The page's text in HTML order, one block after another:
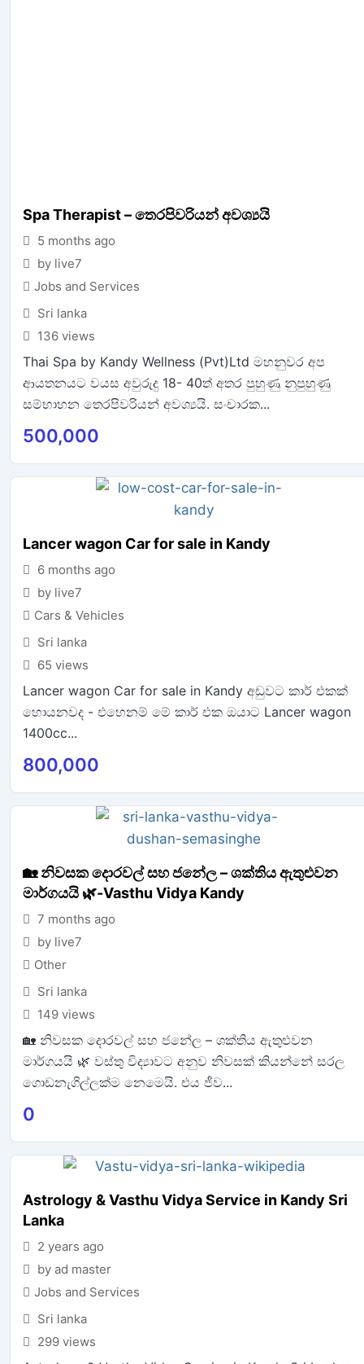
Spa Therapist – තෙරපිවරියන් අවශ්‍යයි
5 months ago
by live7
Jobs and Services
Sri lanka
136 views
Thai Spa by Kandy Wellness (Pvt)Ltd මහනුවර අප
ආයතනයට වයස අවුරුදු 18- 40ත් අතර පුහුණු නුපුහුණු
සම්භාහන තෙරපිවරියන් අවශ්‍යයි. සංචාරක...
500,000
Lancer wagon Car for sale in Kandy
6 months ago
by live7
Cars & Vehicles
Sri lanka
65 views
Lancer wagon Car for sale in Kandy අඩුවට කාර් එකක්
හොයනවද - එහෙනම් මේ කාර් එක ඔයාට Lancer wagon
1400cc...
800,000
🏡 නිවසක දොරවල් සහ ජනේල – ශක්තිය ඇතුළුවන
මාර්ගයයි 🌿-Vasthu Vidya Kandy
7 months ago
by live7
Other
Sri lanka
149 views
🏡 නිවසක දොරවල් සහ ජනේල – ශක්තිය ඇතුළුවන
මාර්ගයයි 🌿 වස්තු විද්‍යාවට අනුව නිවසක් කියන්නේ සරල
ගොඩනැගිල්ලක්ම නෙමෙයි. එය ජීව...
0
Astrology & Vasthu Vidya Service in Kandy Sri
Lanka
2 years ago
by ad master
Jobs and Services
Sri lanka
299 views